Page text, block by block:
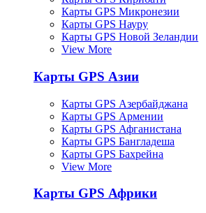
Карты GPS Микронезии
Карты GPS Науру
Карты GPS Новой Зеландии
View More
Карты GPS Азии
Карты GPS Азербайджана
Карты GPS Армении
Карты GPS Афганистана
Карты GPS Бангладеша
Карты GPS Бахрейна
View More
Карты GPS Африки